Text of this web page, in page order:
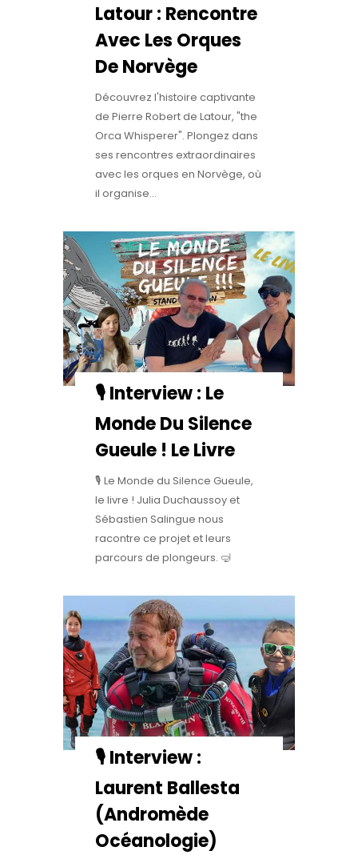
Latour : Rencontre
Avec Les Orques
De Norvège
Découvrez l'histoire captivante
de Pierre Robert de Latour, "the
Orca Whisperer". Plongez dans
ses rencontres extraordinaires
avec les orques en Norvège, où
il organise...
🎙️ Interview : Le
Monde Du Silence
Gueule ! Le Livre
🎙️ Le Monde du Silence Gueule,
le livre ! Julia Duchaussoy et
Sébastien Salingue nous
racontre ce projet et leurs
parcours de plongeurs. 🤿
🎙️ Interview :
Laurent Ballesta
(Andromède
Océanologie)